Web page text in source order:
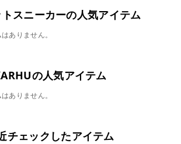
スニーカーの人気アイテム
ありません。
の人気アイテム
ありません。
チェックしたアイテム